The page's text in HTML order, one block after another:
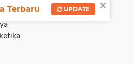
×
Terbaru UPDATE